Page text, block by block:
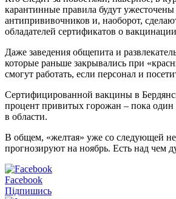
карантинные правила будут ужесточены
антипрививочников и, наоборот,
обладателей сертификатов о
Даже заведения общепита и
которые раньше закрывались при
смогут работать, если персонал и
Сертифицированной вакцины в
процент привитых горожан – пока
в области.
В общем, «желтая» уже со следующей
прогнозируют на ноябрь. Есть над чем
Facebook
Підпишись